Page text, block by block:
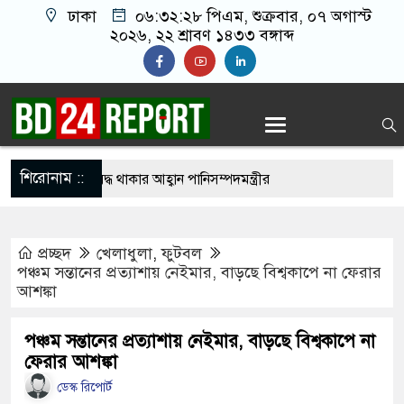
ঢাকা ০৬:৩২:২৯ পিএম, শুক্রবার, ০৭ অগাস্ট
২০২৬, ২২ শ্রাবণ ১৪৩৩ বঙ্গাব্দ
শিরোনাম ::
ঐক্যবদ্ধ থাকার আহ্বান পানিসম্পদমন্ত্রীর
ব্যবহার করতে চায় ভারত: রাশেদ প্রধান
ক্যাসিনো মাস্টারমাইন্ড ওয়াসিম হালদার গ্রেপ্তার
‘জঙ্গিবাদের ন্যারেটিভ’ পুরনো রাজনীতি : পররাষ্ট্র
প্রচ্ছদ খেলাধুলা,ফুটবল
পঞ্চম সন্তানের প্রত্যাশায় নেইমার, বাড়ছে বিশ্বকাপে না ফেরার
আশঙ্কা
পঞ্চম সন্তানের প্রত্যাশায় নেইমার, বাড়ছে বিশ্বকাপে না
ফেরার আশঙ্কা
ডেস্ক রিপোর্ট